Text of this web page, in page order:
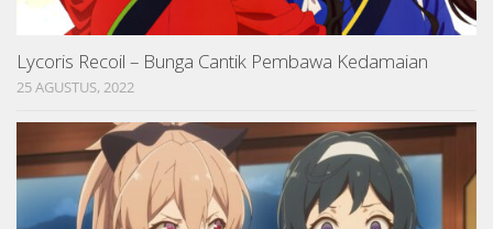
Lycoris Recoil – Bunga Cantik Pembawa Kedamaian
25 AGUSTUS, 2022